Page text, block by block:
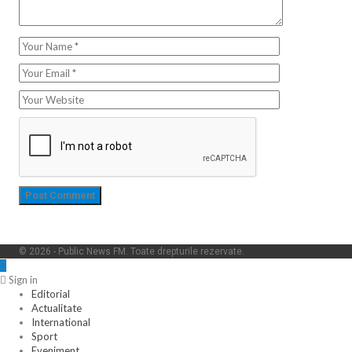
© 2026 - Public News FM. Toate drepturile rezervate.
Sign in
Editorial
Actualitate
International
Sport